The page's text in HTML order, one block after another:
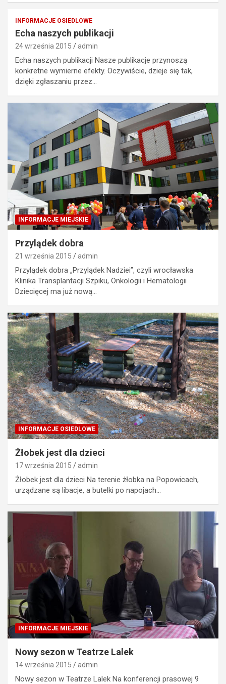
INFORMACJE OSIEDLOWE
Echa naszych publikacji
24 września 2015 admin
Echa naszych publikacji Nasze publikacje przynoszą
konkretne wymierne efekty. Oczywiście, dzieje się tak,
dzięki zgłaszaniu przez…
INFORMACJE MIEJSKIE
Przylądek dobra
21 września 2015 admin
Przylądek dobra „Przylądek Nadziei”, czyli wrocławska
Klinika Transplantacji Szpiku, Onkologii i Hematologii
Dziecięcej ma już nową…
INFORMACJE OSIEDLOWE
Żłobek jest dla dzieci
17 września 2015 admin
Żłobek jest dla dzieci Na terenie żłobka na Popowicach,
urządzane są libacje, a butelki po napojach…
INFORMACJE MIEJSKIE
Nowy sezon w Teatrze Lalek
14 września 2015 admin
Nowy sezon w Teatrze Lalek Na konferencji prasowej 9